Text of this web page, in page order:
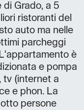
di Grado, a 5
ristoranti del
auto ma nelle
parcheggi
è
e pompa
tv (internet a
e phon. La
persone